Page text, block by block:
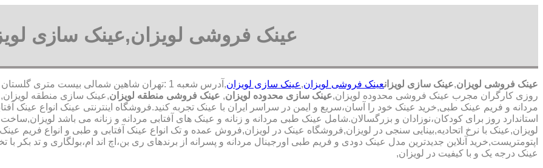
عینک فروشی لویزان,عینک سازی
عینک فروشی لویزان,عینک سازی لویزانعینک فروشی لویزان,عینک سازی لویزان
روزی کارگران مجرب عینک فروشی محدوده لویزان,عینک سازی محدوده لویزان, عینک فروشی منطقه لویزان,عینک سازی منطقه
مردانه و فریم عینک طبی,خرید عینک خود را آسان،سریع و ایمن در سراسر ایران با عینک تجربه کنید.فروشگاه اینترنتی عینک انواع
استاندارد روز برای کودکان،نوزادان و بزرگسالان.شامل عینک طبی مردانه و زنانه و عینک های آفتابی مردانه و زنانه می باشد
لویزان,عینک با نرخ اتحادیه,بینایی سنجی در لویزان,فروشگاه عینک در لویزان,فروش عمده و تک انواع عینک آفتابی و طبی و انواع فریم
اپتومتریست,خرید آنلاین جدیدترین مدل عینک دودی و فریم طبی اورجینال مردانه و پسرانه از برندهای ری بن،اچ اند ام،بولگاری و تد بکر
عینک درجه یک و با کیفیت در لویزان,